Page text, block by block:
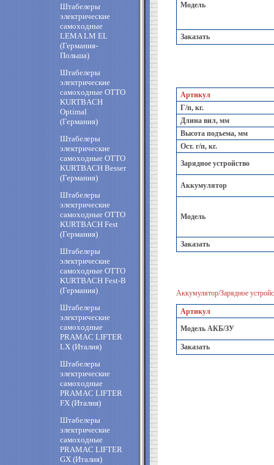
Штабелеры
электрические
самоходные
LEMA LM EL
(Германия-
Польша)
Штабелеры
электрические
самоходные OTTO
KURTBACH
Optimal
(Германия)
Штабелеры
электрические
самоходные OTTO
KURTBACH Besser
(Германия)
Штабелеры
электрические
самоходные OTTO
KURTBACH Fest
(Германия)
Штабелеры
электрические
самоходные OTTO
KURTBACH Fest-B
(Германия)
Штабелеры
электрические
самоходные
PRAMAC LIFTER
LX (Италия)
Штабелеры
электрические
самоходные
PRAMAC LIFTER
FX (Италия)
Штабелеры
электрические
самоходные
PRAMAC LIFTER
GX (Италия)
Модель
Заказать
Артикул
Г/п, кг.
Длина вил, мм
Высота подъема, мм
Ост. г/п, кг.
Зарядное устройство
Аккумулятор
Модель
Заказать
Аккумулятор/Зарядное
Артикул
Модель АКБ/ЗУ
Заказать